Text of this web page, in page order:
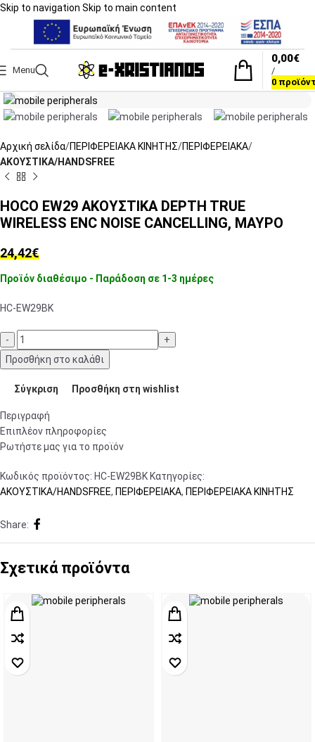
Skip to navigation Skip to main content
Menu
0
/
0,00€
Click to enlarge
Αρχική σελίδα ΠΕΡΙΦΕΡΕΙΑΚΑ ΚΙΝΗΤΗΣ ΠΕΡΙΦΕΡΕΙΑΚΑ
ΑΚΟΥΣΤΙΚΑ/HANDSFREE
HOCO EW29 ΑΚΟΥΣΤΙΚΑ DEPTH TRUE
WIRELESS ENC NOISE CANCELLING, ΜΑΥΡΟ
24,42€
Προϊόν διαθέσιμο - Παράδοση σε 1-3 ημέρες
HC-EW29BK
Προσθήκη στο καλάθι
Σύγκριση Προσθήκη στη wishlist
Περιγραφή
Επιπλέον πληροφορίες
Ρωτήστε μας για το προϊόν
Κωδικός προϊόντος: HC-EW29BK Κατηγορίες:
ΑΚΟΥΣΤΙΚΑ/HANDSFREE, ΠΕΡΙΦΕΡΕΙΑΚΑ, ΠΕΡΙΦΕΡΕΙΑΚΑ ΚΙΝΗΤΗΣ
Share:
Σχετικά προϊόντα